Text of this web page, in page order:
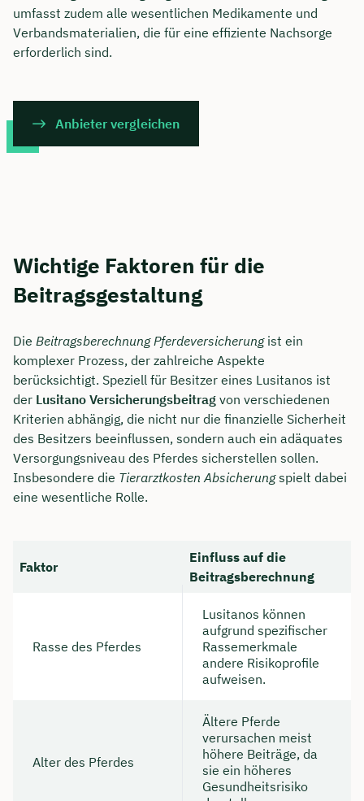
umfasst zudem alle wesentlichen Medikamente und
Verbandsmaterialien, die für eine effiziente Nachsorge
erforderlich sind.
Anbieter vergleichen
Wichtige Faktoren für die
Beitragsgestaltung
Die Beitragsberechnung Pferdeversicherungist ein
komplexer Prozess, der zahlreiche Aspekte
berücksichtigt. Speziell für Besitzer eines Lusitanos ist
der Lusitano Versicherungsbeitrag von verschiedenen
Kriterien abhängig, die nicht nur die finanzielle Sicherheit
des Besitzers beeinflussen, sondern auch ein adäquates
Versorgungsniveau des Pferdes sicherstellen sollen.
Insbesondere die Tierarztkosten Absicherungspielt dabei
eine wesentliche Rolle.
Faktor
Einfluss auf die
Beitragsberechnung
Rasse des Pferdes
Lusitanos können
aufgrund spezifischer
Rassemerkmale
andere Risikoprofile
aufweisen.
Alter des Pferdes
Ältere Pferde
verursachen meist
höhere Beiträge, da
sie ein höheres
Gesundheitsrisiko